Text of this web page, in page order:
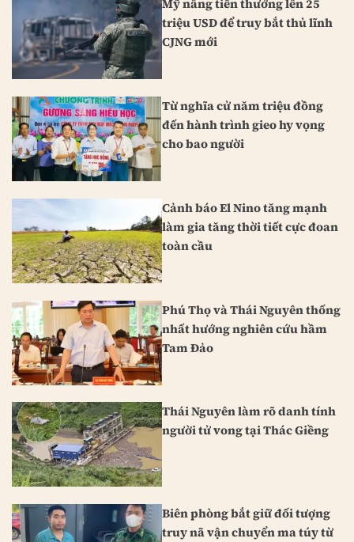
Mỹ nâng tiền thưởng lên 25
triệu USD để truy bắt thủ lĩnh
CJNG mới
Từ nghĩa cử năm triệu đồng
đến hành trình gieo hy vọng
cho bao người
Cảnh báo El Nino tăng mạnh
làm gia tăng thời tiết cực đoan
toàn cầu
Phú Thọ và Thái Nguyên thống
nhất hướng nghiên cứu hầm
Tam Đảo
Thái Nguyên làm rõ danh tính
người tử vong tại Thác Giềng
Biên phòng bắt giữ đối tượng
truy nã vận chuyển ma túy từ